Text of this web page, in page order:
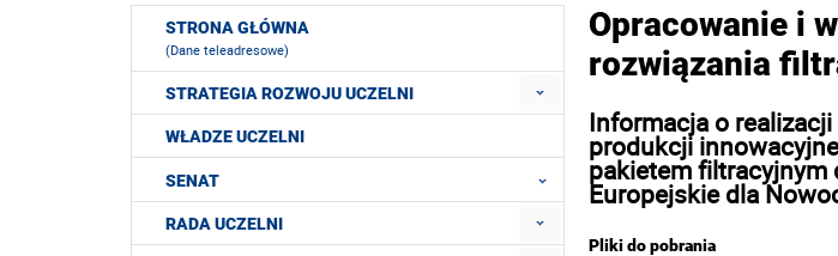
Opracowanie i
rozwiązania
Informacja o
produkcji
pakietem filtracyjnym
Europejskie dla
Pliki do pobrania
STRONA GŁÓWNA
(Dane teleadresowe)
STRATEGIA ROZWOJU UCZELNI
WŁADZE UCZELNI
SENAT
RADA UCZELNI